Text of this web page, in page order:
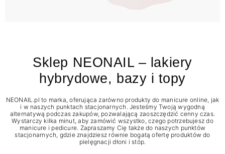
Sklep NEONAIL – lakiery
hybrydowe, bazy i topy
NEONAIL.pl to marka, oferująca zarówno produkty do manicure online, jak
i w naszych punktach stacjonarnych. Jesteśmy Twoją wygodną
alternatywą podczas zakupów, pozwalającą zaoszczędzić cenny czas.
Wystarczy kilka minut, aby zamówić wszystko, czego potrzebujesz do
manicure i pedicure. Zapraszamy Cię także do naszych punktów
stacjonarnych, gdzie znajdziesz równie bogatą ofertę produktów do
pielęgnacji dłoni i stóp.